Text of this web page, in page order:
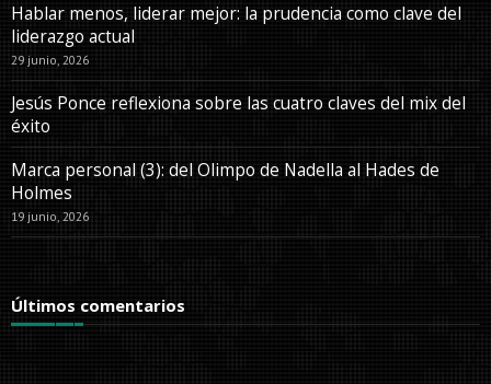
Hablar menos, liderar mejor: la prudencia como clave del
liderazgo actual
29 junio, 2026
Jesús Ponce reflexiona sobre las cuatro claves del mix del
éxito
Marca personal (3): del Olimpo de Nadella al Hades de
Holmes
19 junio, 2026
Últimos comentarios